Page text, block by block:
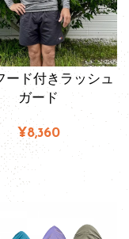
ード付きラッシュ
ガード
¥8,360